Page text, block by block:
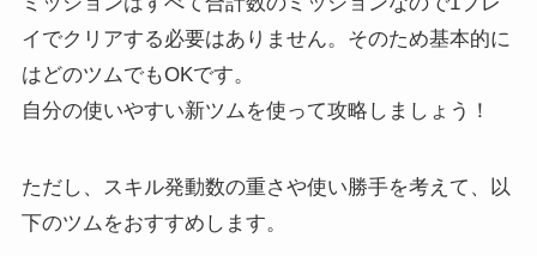
イでクリアする必要はありません。そのため基本的に
はどのツムでもOKです。
自分の使いやすい新ツムを使って攻略しましょう！
ただし、スキル発動数の重さや使い勝手を考えて、以
下のツムをおすすめします。